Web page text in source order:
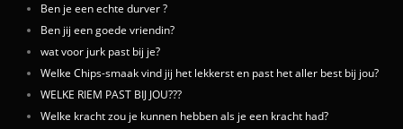
Ben je een echte durver ?
Ben jij een goede vriendin?
wat voor jurk past bij je?
Welke Chips-smaak vind jij het lekkerst en past het aller best bij jou?
WELKE RIEM PAST BIJ JOU???
Welke kracht zou je kunnen hebben als je een kracht had?